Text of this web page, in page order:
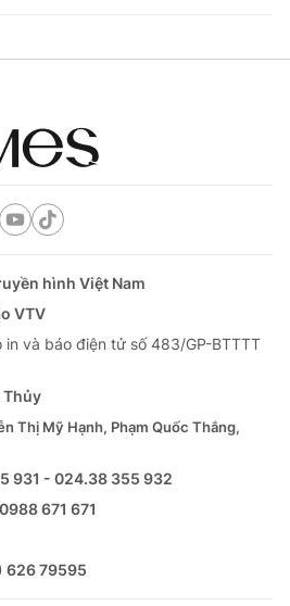
hình Việt Nam
VTV
và báo điện tử số 483/GP-BTTTT
Thủy
Thị Mỹ Hạnh, Phạm Quốc Thắng,
931 - 024.38 355 932
0988 671 671
626 79595